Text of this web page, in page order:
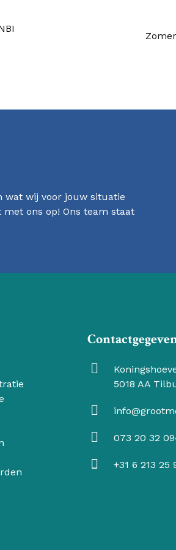
wat wij voor jouw situatie
ons op! Ons team staat
5018 AA
073 20 32
+31 6 213 25